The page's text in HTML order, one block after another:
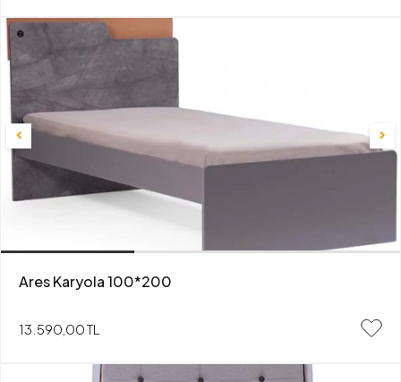
Ares Karyola 100*200
13.590,00 TL